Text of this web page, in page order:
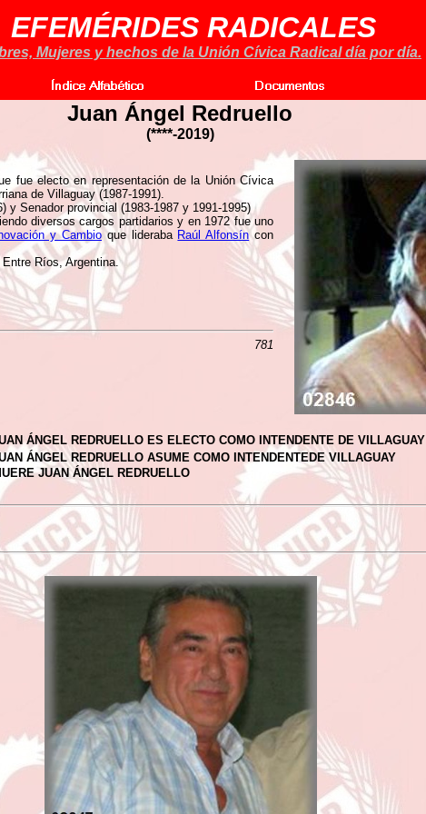
EFEMÉRIDES RADICALES
Mujeres y hechos de la Unión Cívica Radical día por día.
Juan Ángel Redruello
(****-2019)
fue electo en representación de la Unión Cívica
de Villaguay (1987-1991).
y Senador provincial (1983-1987 y 1991-1995)
diversos cargos partidarios y en 1972 fue uno
y Cambio que lideraba Raúl Alfonsíncon
Ríos, Argentina.
781
ÁNGEL REDRUELLO ES ELECTO COMO INTENDENTE DE VILLAGUAY
ÁNGEL REDRUELLO ASUME COMO INTENDENTEDE VILLAGUAY
JUAN ÁNGEL REDRUELLO